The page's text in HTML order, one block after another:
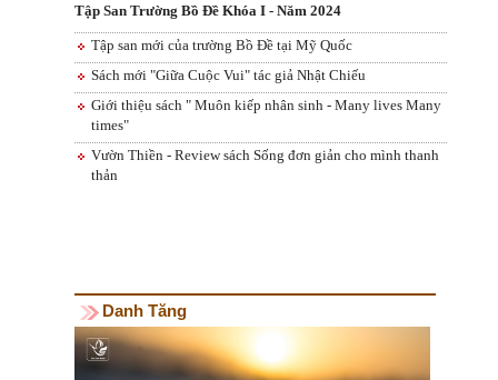
Tập San Trường Bồ Đề Khóa I - Năm 2024
Tập san mới của trường Bồ Đề tại Mỹ Quốc
Sách mới "Giữa Cuộc Vui" tác giả Nhật Chiếu
Giới thiệu sách " Muôn kiếp nhân sinh - Many lives Many
times"
Vườn Thiền - Review sách Sống đơn giản cho mình thanh
thản
Danh Tăng